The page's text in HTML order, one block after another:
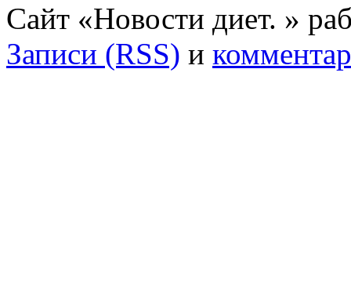
Сайт «Новости диет. »
Записи (RSS) и